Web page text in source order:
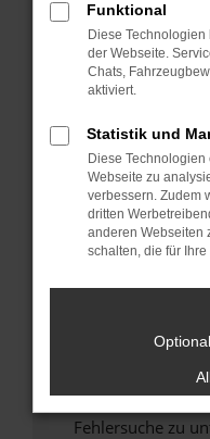
Fenster?
Starte dein
Das kann
Probleme zu
Stelle sicher,
sind.
Veraltete
führen, dass
Wende dich an
Wenn du alle
hast, kontaktiere
versuchen, das
uns diesen Text
Fehlersuche zu
Funktional
Diese
der Webseite.
Chats,
aktiviert.
Statistik und
Diese
Webseite zu
verbessern. Zudem
dritten
anderen Webseiten
schalten, die für